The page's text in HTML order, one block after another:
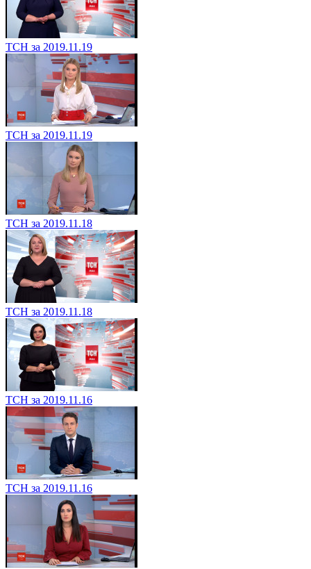
ТСН за 2019.11.19
ТСН за 2019.11.19
ТСН за 2019.11.18
ТСН за 2019.11.18
ТСН за 2019.11.16
ТСН за 2019.11.16